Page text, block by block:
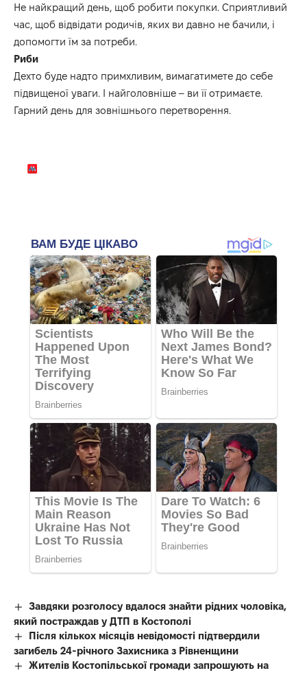
Не найкращий день, щоб робити покупки. Сприятливий
час, щоб відвідати родичів, яких ви давно не бачили, і
допомогти їм за потреби.
Риби
Дехто буде надто примхливим, вимагатимете до себе
підвищеної уваги. І найголовніше – ви її отримаєте.
Гарний день для зовнішнього перетворення.
Завдяки розголосу вдалося знайти рідних чоловіка,
який постраждав у ДТП в Костополі
Після кількох місяців невідомості підтвердили
загибель 24-річного Захисника з Рівненщини
Жителів Костопільської громади запрошують на